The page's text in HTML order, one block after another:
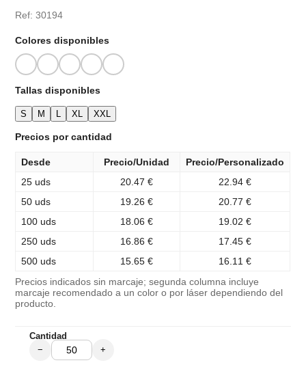
Ref: 30194
Colores disponibles
Tallas disponibles
S M XL XXL
Precios por cantidad
Desde Precio/Unidad
Precio/Personalizado
25 uds
20.47 €
22.94 €
50 uds
19.26 €
20.77 €
100 uds
18.06 €
19.02 €
250 uds
16.86 €
17.45 €
500 uds
15.65 € 16.11 €
Precios indicados sin marcaje; segunda columna incluye
marcaje recomendado a un color o por láser dependiendo del
producto.
Cantidad
− +